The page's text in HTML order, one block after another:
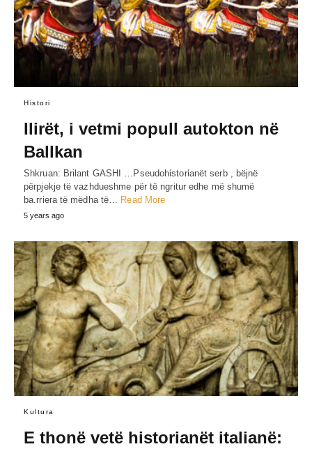
Histori
Ilirët, i vetmi popull autokton në
Ballkan
Shkruan: Brilant GASHI …Pseudohίstorίanët serb , bëjnë
përpjekje të vazhdueshme për të ngritur edhe më shumë
ba.rriera të mëdha të… Read More
5 years ago
Kultura
E thonë vetë historianët italianë: